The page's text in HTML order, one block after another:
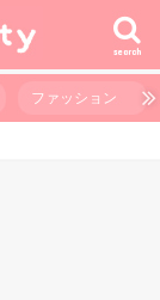
search
ファッション